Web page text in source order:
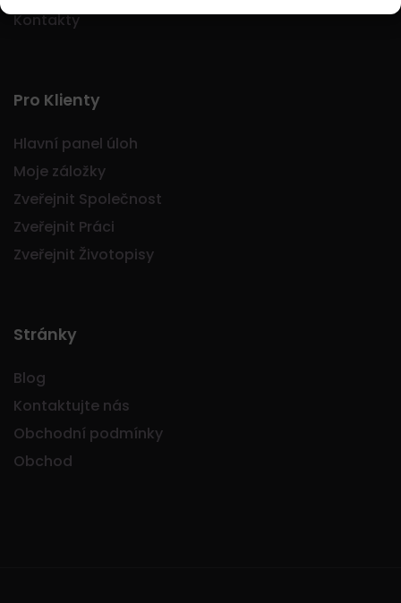
Kontakty
Pro Klienty
Hlavní panel úloh
Moje záložky
Zveřejnit Společnost
Zveřejnit Práci
Zveřejnit Životopisy
Stránky
Blog
Kontaktujte nás
Obchodní podmínky
Obchod